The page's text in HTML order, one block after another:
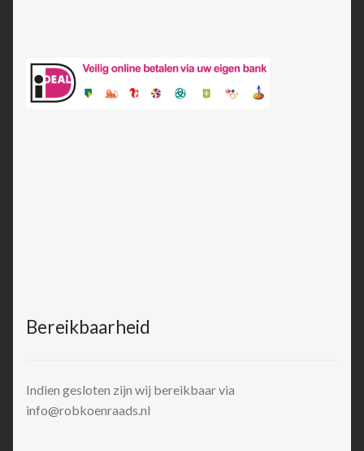
Bereikbaarheid
Indien gesloten zijn wij bereikbaar via
info@robkoenraads.nl